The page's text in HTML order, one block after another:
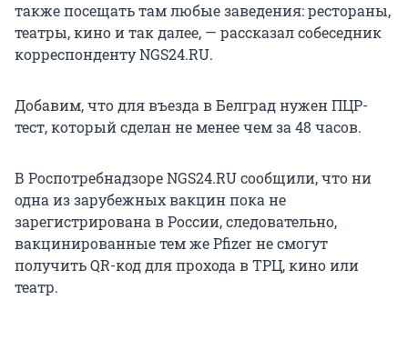
также посещать там любые заведения: рестораны,
театры, кино и так далее, — рассказал собеседник
корреспонденту NGS24.RU.
Добавим, что для въезда в Белград нужен ПЦР-
тест, который сделан не менее чем за 48 часов.
В Роспотребнадзоре NGS24.RU сообщили, что ни
одна из зарубежных вакцин пока не
зарегистрирована в России, следовательно,
вакцинированные тем же Pfizer не смогут
получить QR-код для прохода в ТРЦ, кино или
театр.